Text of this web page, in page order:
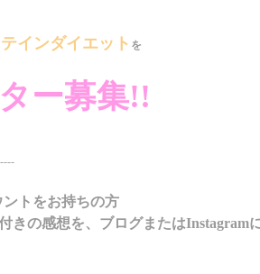
インダイエット を
ー募集!!
トをお持ちの方
きの感想を、ブログまたはInstagram